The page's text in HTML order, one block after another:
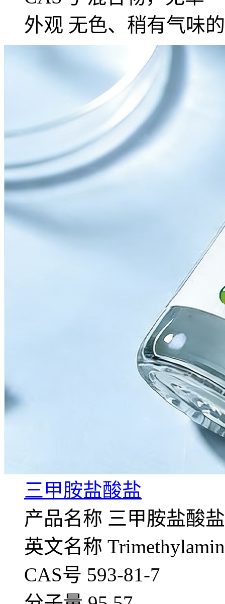
外观 无色、稍有气味
三甲胺盐酸盐
产品名称 三甲胺盐酸盐
英文名称
CAS号 593-81-7